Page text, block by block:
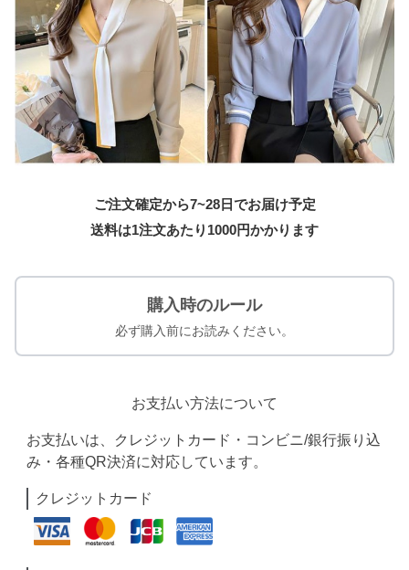
ご注文確定から7~28日でお届け予定
送料は1注文あたり 1000円かかります
購入時のルール
必ず購入前にお読みください。
お支払い方法について
お支払いは、クレジットカード・コンビニ/銀行振り込
み・各種QR決済に対応しています。
クレジットカード